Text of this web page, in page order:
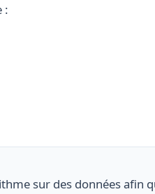
:
sur des données afin